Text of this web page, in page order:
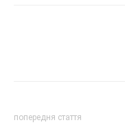
попередня стаття